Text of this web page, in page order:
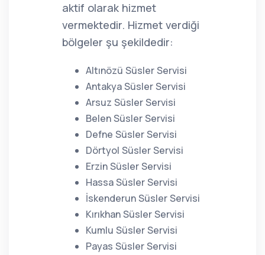
aktif olarak hizmet
vermektedir. Hizmet verdiği
bölgeler şu şekildedir:
Altınözü Süsler Servisi
Antakya Süsler Servisi
Arsuz Süsler Servisi
Belen Süsler Servisi
Defne Süsler Servisi
Dörtyol Süsler Servisi
Erzin Süsler Servisi
Hassa Süsler Servisi
İskenderun Süsler Servisi
Kırıkhan Süsler Servisi
Kumlu Süsler Servisi
Payas Süsler Servisi